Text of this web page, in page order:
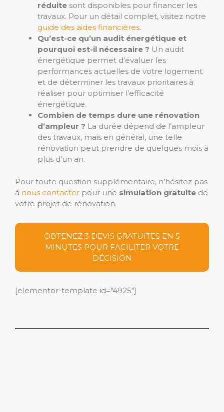
réduite sont disponibles pour financer les
travaux. Pour un détail complet, visitez notre
guide des aides financières.
Qu’est-ce qu’un audit énergétique et
pourquoi est-il nécessaire ? Un audit
énergétique permet d’évaluer les
performances actuelles de votre logement
et de déterminer les travaux prioritaires à
réaliser pour optimiser l’efficacité
énergétique.
Combien de temps dure une rénovation
d’ampleur ? La durée dépend de l’ampleur
des travaux, mais en général, une telle
rénovation peut prendre de quelques mois à
plus d’un an.
Pour toute question supplémentaire, n’hésitez pas
à nous contacter pour une simulation gratuite de
votre projet de rénovation.
OBTENEZ 3 DEVIS GRATUITES EN 5
MINUTES POUR FACILITER VOTRE
DÉCISION
[elementor-template id="4925"]